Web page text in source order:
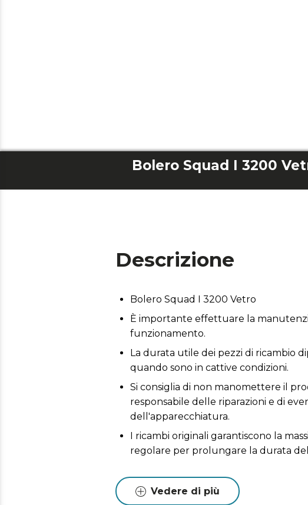
Bolero Squad I 3200
Descrizione
Bolero Squad I 3200 Vetro
È importante effettuare la
funzionamento.
La durata utile dei pezzi di ricambio
quando sono in cattive condizioni.
Si consiglia di non manomettere il
responsabile delle riparazioni e di
dell'apparecchiatura.
I ricambi originali garantiscono la
regolare per prolungare la durata
Vedere di più